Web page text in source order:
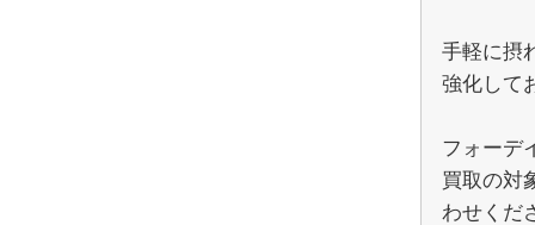
手軽に摂
強化して
フォーデ
買取の対
わせくだ